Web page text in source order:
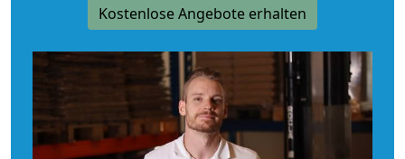
Kostenlose Angebote erhalten